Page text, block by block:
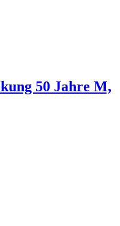
50 Jahre M,